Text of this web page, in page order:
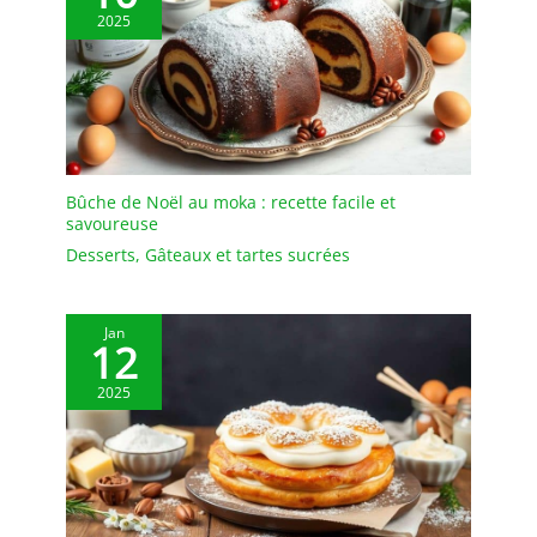
vous pouvez donc
l'utiliser sans hésitation.
Le présentoir à gâteaux
est transparent et
élégant, léger et facile à
transporter, et sûr à
utiliser. Il est idéal
comme cadeau de
et voisins, comme cadeau
fabriqué dans un
matériau de haute
qualité et n'absorbe ni
les odeurs ni les taches.
Il peut être rincé avec un
peu de liquide vaisselle
et d'eau et est très facile
2025
Bûche de Noël au moka : recette facile et
savoureuse
Desserts, Gâteaux et tartes sucrées
Jan
12
2025